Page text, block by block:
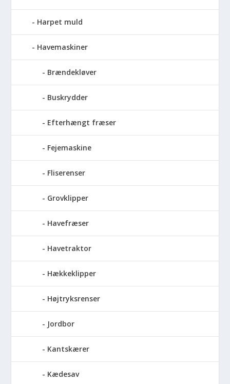
Harpet muld
Havemaskiner
Brændekløver
Buskrydder
Efterhængt fræser
Fejemaskine
Fliserenser
Grovklipper
Havefræser
Havetraktor
Hækkeklipper
Højtryksrenser
Jordbor
Kantskærer
Kædesav